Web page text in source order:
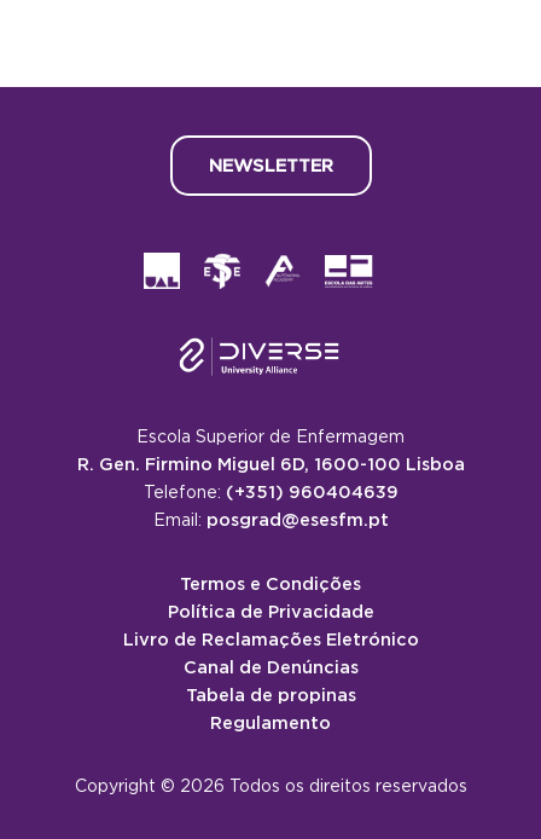
NEWSLETTER
Escola Superior de Enfermagem
R. Gen. Firmino Miguel 6D, 1600-100 Lisboa
Telefone: (+351) 960404639
Email: posgrad@esesfm.pt
Termos e Condições
Política de Privacidade
Livro de Reclamações Eletrónico
Canal de Denúncias
Tabela de propinas
Regulamento
Copyright © 2026 Todos os direitos reservados